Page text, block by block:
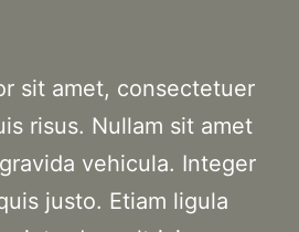
sit amet, consectetuer
risus. Nullam sit amet
vehicula. Integer
justo. Etiam ligula